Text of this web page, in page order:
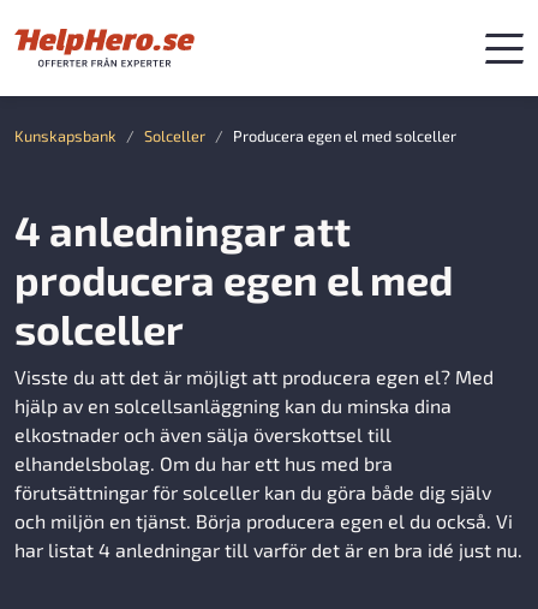
Kunskapsbank Solceller Producera egen el med solceller
4 anledningar att
producera egen el med
solceller
Visste du att det är möjligt att producera egen el? Med
hjälp av en solcellsanläggning kan du minska dina
elkostnader och även sälja överskottsel till
elhandelsbolag. Om du har ett hus med bra
förutsättningar för solceller kan du göra både dig själv
och miljön en tjänst. Börja producera egen el du också. Vi
har listat 4 anledningar till varför det är en bra idé just nu.